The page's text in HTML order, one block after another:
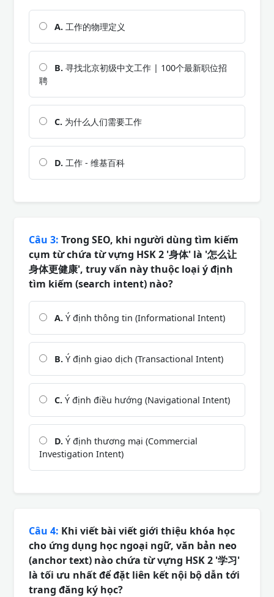
A. 工作的物理定义
B. 寻找北京初级中文工作 | 100个最新职位招
聘
C. 为什么人们需要工作
D. 工作 - 维基百科
Câu 3: Trong SEO, khi người dùng tìm kiếm
cụm từ chứa từ vựng HSK 2 '身体' là '怎么让
身体更健康', truy vấn này thuộc loại ý định
tìm kiếm (search intent) nào?
A. Ý định thông tin (Informational Intent)
B. Ý định giao dịch (Transactional Intent)
C. Ý định điều hướng (Navigational Intent)
D. Ý định thương mại (Commercial
Investigation Intent)
Câu 4: Khi viết bài viết giới thiệu khóa học
cho ứng dụng học ngoại ngữ, văn bản neo
(anchor text) nào chứa từ vựng HSK 2 '学习'
là tối ưu nhất để đặt liên kết nội bộ dẫn tới
trang đăng ký học?